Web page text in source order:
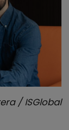
/ ISGlobal